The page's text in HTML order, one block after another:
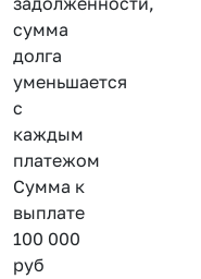
сумма
долга
уменьшается
с
каждым
платежом
Сумма к
выплате
100 000
руб